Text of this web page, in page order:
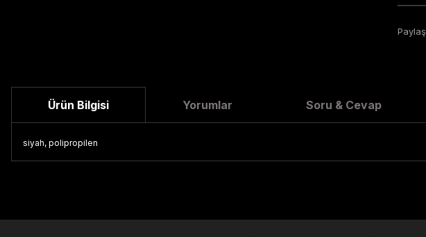
Paylaş
Ürün Bilgisi Yorumlar Soru & Cevap
siyah, polipropilen